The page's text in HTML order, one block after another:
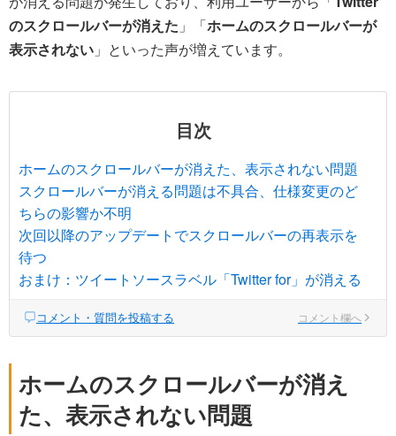
のスクロールバーが消えた 」「ホームのスクロールバーが
表示されない 」といった声が増えています。
目次
ホームのスクロールバーが消えた、表示されない問題
スクロールバーが消える問題は不具合、仕様変更のど
ちらの影響か不明
次回以降のアップデートでスクロールバーの再表示を
待つ
おまけ：ツイートソースラベル「Twitter for」が消える
コメント・質問を投稿する コメント欄へ
ホームのスクロールバーが消え
た、表示されない問題